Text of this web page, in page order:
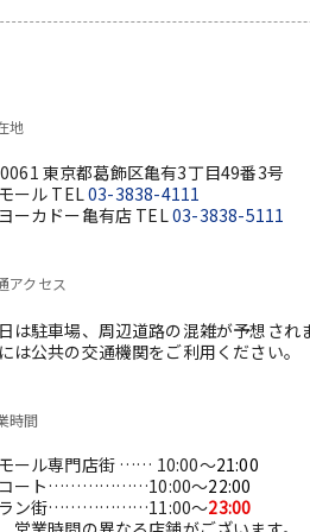
地
東京都葛飾区亀有3丁目49番3号
ール TEL03-3838-4111
ーカドー亀有店 TEL03-3838-5111
アクセス
は駐車場、周辺道路の混雑が予想され
は公共の交通機関をご利用ください。
時間
ール専門店街 …… 10:00～21:00
コート………………10:00～22:00
ラン街………………11:00～23:00